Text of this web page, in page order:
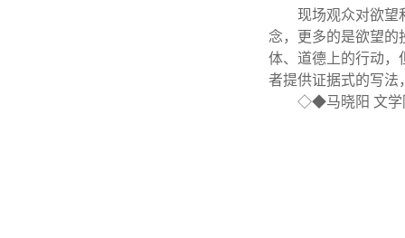
现场观众对欲望
念，更多的是欲望的
体、道德上的行动，
者提供证据式的写法
◇◆马晓阳 文学